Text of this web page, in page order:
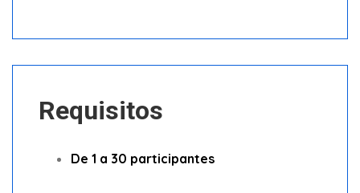
Requisitos
De 1 a 30 participantes